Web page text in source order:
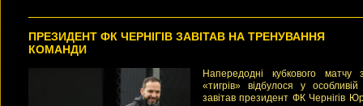
ПРЕЗИДЕНТ ФК ЧЕРНІГІВ ЗАВІТАВ НА ТРЕНУВАННЯ
КОМАНДИ
Напередодні кубкового
«тигрів» відбулося у
завітав президент ФК Чернігів